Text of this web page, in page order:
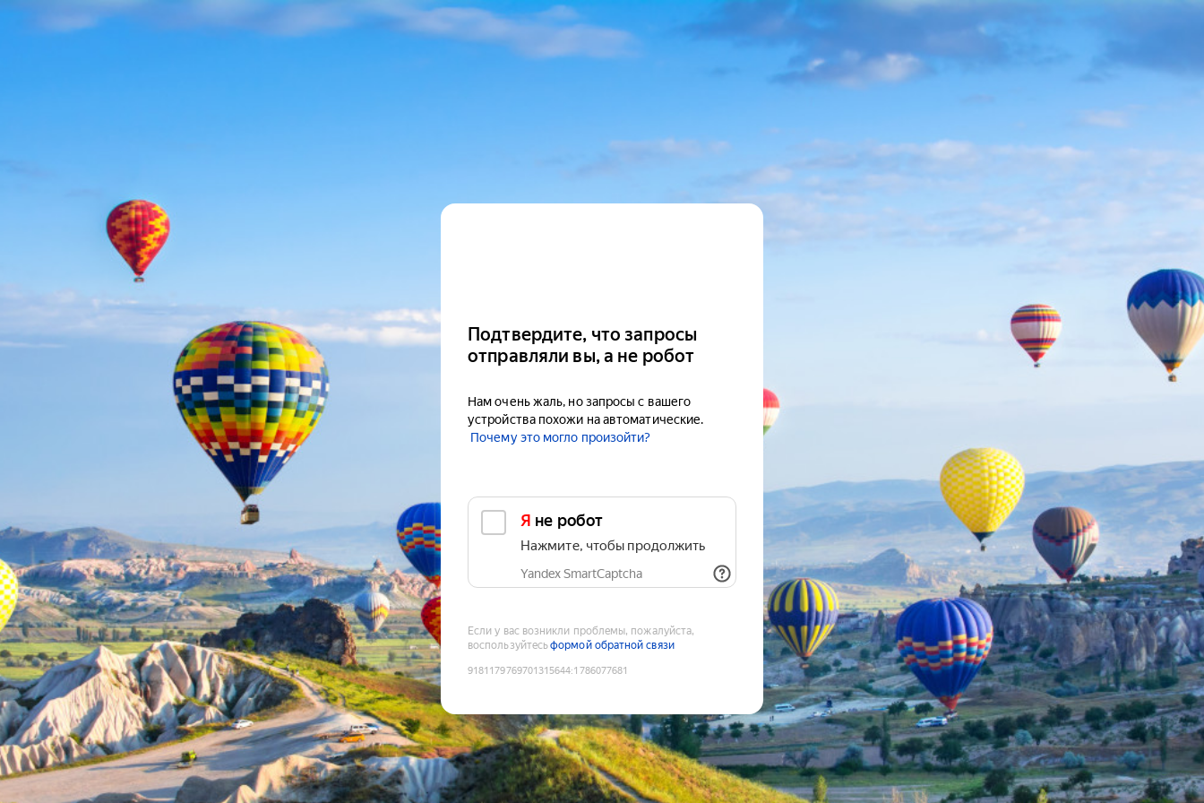
Подтвердите, что запросы
отправляли вы, а не робот
Нам очень жаль, но запросы с вашего
устройства похожи на автоматические.
Почему это могло произойти?
Я не робот
Нажмите, чтобы продолжить
Yandex SmartCaptcha
Если у вас возникли проблемы, пожалуйста,
воспользуйтесьформой обратной связи
9181179769701315644:1786077681